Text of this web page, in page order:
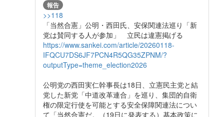
報告
>>118
「当然合憲」公明・西田氏、安保関連法巡り「新
党は賛同する人が参加」 立民は違憲掲げる
https://www.sankei.com/article/20260118-
IFQCU7DS6JF7PCN4R5QG35ZPNM/?
outputType=theme_election2026
公明党の西田実仁幹事長は18日、立憲民主党と結
党した新党「中道改革連合」を巡り、集団的自衛
権の限定行使を可能とする安全保障関連法につい
て「当然合憲だ。（19日に発表する）基本政策に